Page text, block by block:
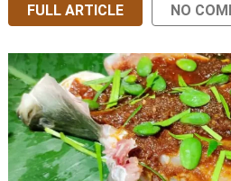
FULL ARTICLE NO